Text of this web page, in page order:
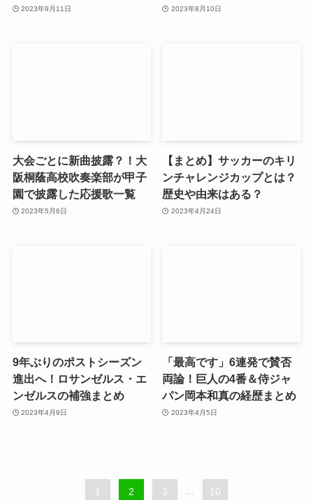
2023年9月11日 2023年8月10日
大会ごとに新曲披露？！大
阪桐蔭高校吹奏楽部が甲子
園で披露した応援歌一覧
2023年5月6日
【まとめ】サッカーのキリ
ンチャレンジカップとは？
歴史や由来はある？
2023年4月24日
9年ぶりのポストシーズン
進出へ！ロサンゼルス・エ
ンゼルスの補強まとめ
2023年4月9日
「最高です」6連発で賛否
両論！巨人の4番＆侍ジャ
パン岡本和真の経歴まとめ
2023年4月5日
1 2 3 ... 10